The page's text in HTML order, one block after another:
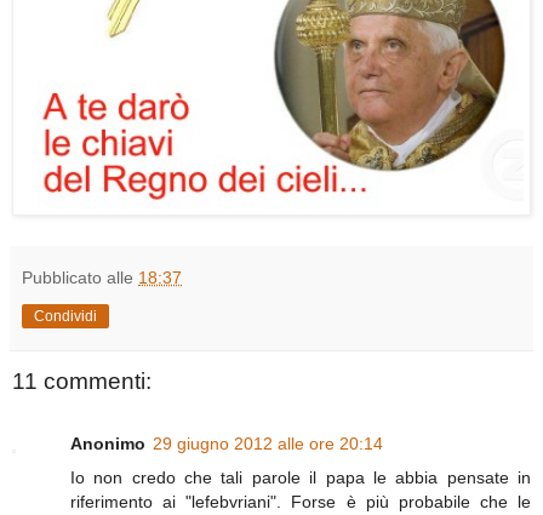
Pubblicato alle 18:37
Condividi
11 commenti:
Anonimo 29 giugno 2012 alle ore 20:14
Io non credo che tali parole il papa le abbia pensate in
riferimento ai "lefebvriani". Forse è più probabile che le